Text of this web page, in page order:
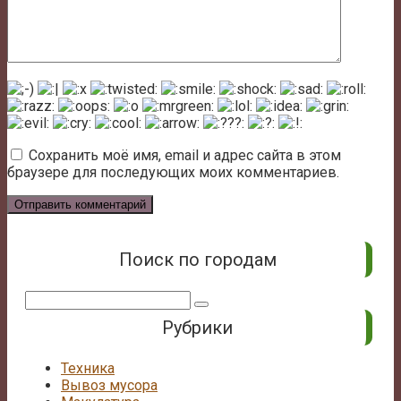
Сохранить моё имя, email и адрес сайта в этом
браузере для последующих моих комментариев.
Поиск по городам
Рубрики
Техника
Вывоз мусора